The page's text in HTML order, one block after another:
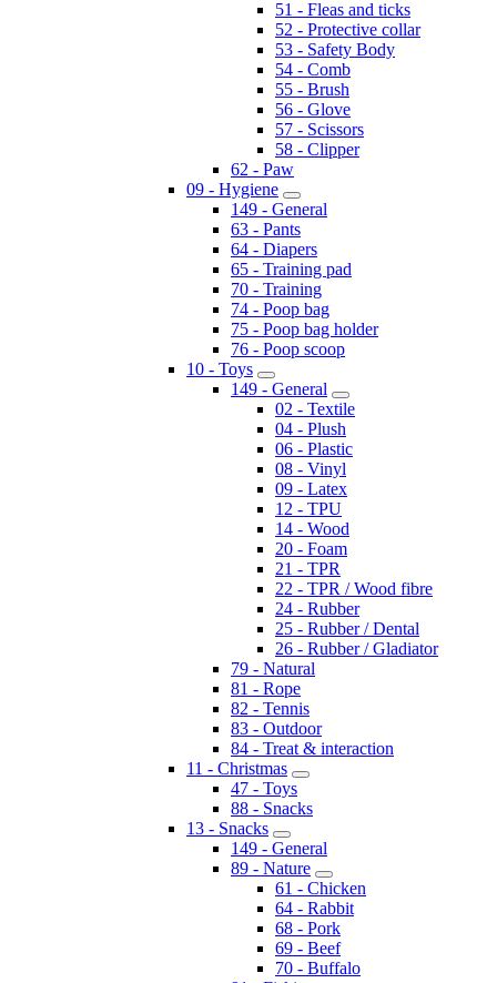
51 - Fleas and ticks
52 - Protective collar
53 - Safety Body
54 - Comb
55 - Brush
56 - Glove
57 - Scissors
58 - Clipper
62 - Paw
09 - Hygiene
149 - General
63 - Pants
64 - Diapers
65 - Training pad
70 - Training
74 - Poop bag
75 - Poop bag holder
76 - Poop scoop
10 - Toys
149 - General
02 - Textile
04 - Plush
06 - Plastic
08 - Vinyl
09 - Latex
12 - TPU
14 - Wood
20 - Foam
21 - TPR
22 - TPR / Wood fibre
24 - Rubber
25 - Rubber / Dental
26 - Rubber / Gladiator
79 - Natural
81 - Rope
82 - Tennis
83 - Outdoor
84 - Treat & interaction
11 - Christmas
47 - Toys
88 - Snacks
13 - Snacks
149 - General
89 - Nature
61 - Chicken
64 - Rabbit
68 - Pork
69 - Beef
70 - Buffalo